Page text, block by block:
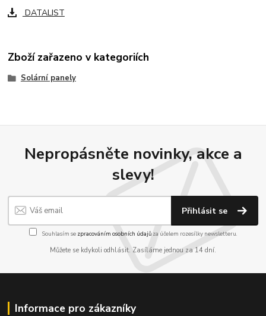
DATALIST
Zboží zařazeno v kategoriích
Solární panely
Nepropásněte novinky, akce a
slevy!
Přihlásit se
Souhlasím se zpracováním osobních údajůza účelem rozesílky newsletteru.
Můžete se kdykoli odhlásit. Zasíláme jednou za 14 dní.
Informace pro zákazníky